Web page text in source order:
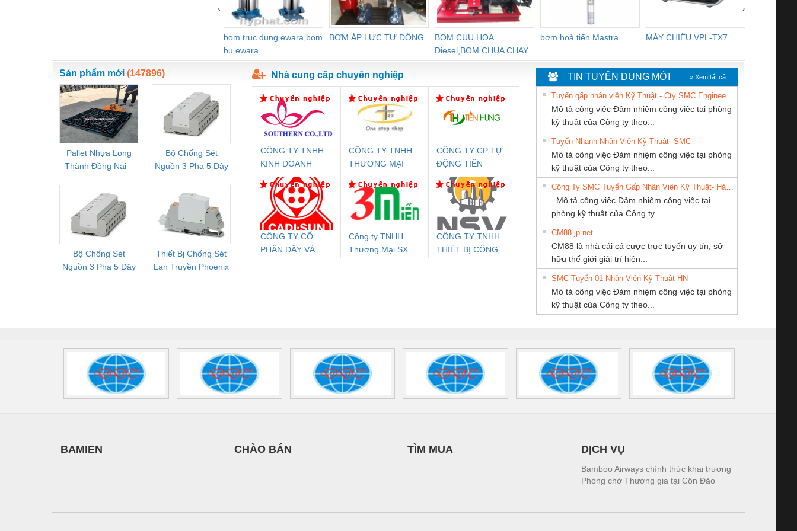
Xe hơi - Phụ tùng
Xe máy - Phụ tùng
Xe tải - phụ tùng
Y khoa - Trang thiết bị
bom truc dung ewara,bom
bu ewara
BƠM ÁP LỰC TỰ ĐỘNG
BOM CUU HOA
Diesel,BOM CHUA CHAY
bơm hoả tiển Mastra MÁY CHIẾU VPL-TX7
‹ ›
Sản phẩm mới (147896)
Pallet Nhựa Long
Thành Đồng Nai –
Mới, Pallet Cũ Giá
Tốt
Bộ Chống Sét
Nguồn 3 Pha 5 Dây
FLT-SEC-P-T1-3S-
264/50-FM -
2909589
Bộ Chống Sét
Nguồn 3 Pha 5 Dây
Thiết Bị Chống Sét
Lan Truyền Phoenix
Rơ Le Đệm An Toàn
Phoenix Contact
PSR-PC20-1NO-
1NC-24DC-SP -
2700578
Rơ Le An Toàn
Phoenix Contact
PSR-SCP-
24UC/ESL4/3X1/1X2/B
- 2981059
Bộ Lưu Điện AC
Mô-đun Ắc Quy UPS
Bộ Lặp Tín Hiệu
PROFIBUS Phoenix
Contact PSI-REP-
PROFIBUS/12MB -
2708863
Rơ Le An Toàn
Phoenix Contact
2986960 – PSR-
SCP-
24DC/FSP/2X1/1X2
Rơ Le An Toàn
Bộ giám sát chuỗi
tấm pin
TRANSCLINIC 16I+
1K5 H (2502520000)
Bộ giám sát chuỗi
tấm pin
TRANSCLINIC 16I+
1K5 L (2433950000)
Bộ giám sát dòng
TRANSCLINIC 16I+
(2008130000)
điện TRANSCLINIC
BKE 1K5.4
(7791400879)2. Giá
Nẹp nhôm chống
trơn Đà Nẵng
Nhà cung cấp chuyên nghiệp
CÔNG TY TNHH
KINH DOANH
DỊCH VỤ XNK
PHƯƠNG NAM
CÔNG TY TNHH
THƯƠNG MẠI
NAM
CÔNG TY CP TỰ
ĐỘNG TIẾN
HƯNG
CÔNG TY CỔ
PHẦN DÂY VÀ
Công ty TNHH
Thương Mại SX
CÔNG TY TNHH
THIẾT BỊ CÔNG
CONG TY TNHH
TM-DV DAI DONG
THANH
CÔNG TY TNHH
THƯƠNG MẠI
DỊCH VỤ KỸ
THUẬT ĐIỆN CƠ
GIA HƯNG PHÁT
CÔNG TY TNHH
VIỆT NAM
CÔNG TY CỔ
PHẦN TỰ ĐỘNG
TIẾN HƯNG
Ba Miền
company LTD
TIN TUYỂN DỤNG MỚI » Xem tất cả
Tuyển gấp nhân viên Kỹ Thuật - Cty SMC Engineering
Mô tả công việc Đảm nhiệm công việc tại phòng
kỹ thuật của Công ty theo...
Tuyển Nhanh Nhân Viên Kỹ Thuật- SMC
Mô tả công việc Đảm nhiệm công việc tại phòng
kỹ thuật của Công ty theo...
Công Ty SMC Tuyển Gấp Nhân Viên Kỹ Thuật- Hà Nội
Mô tả công việc Đảm nhiệm công việc tại
phòng kỹ thuật của Công ty...
CM88 jp net
CM88 là nhà cái cá cược trực tuyến uy tín, sở
hữu thế giới giải trí hiện...
SMC Tuyển 01 Nhân Viên Kỹ Thuật-HN
Mô tả công việc Đảm nhiệm công việc tại phòng
kỹ thuật của Công ty theo...
BAMIEN CHÀO BÁN TÌM MUA DỊCH VỤ
Bamboo Airways chính thức khai trương
Phòng chờ Thương gia tại Côn Đảo